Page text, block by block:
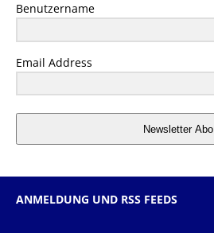
Benutzername
Email Address
Newsletter Abo
ANMELDUNG UND RSS FEEDS